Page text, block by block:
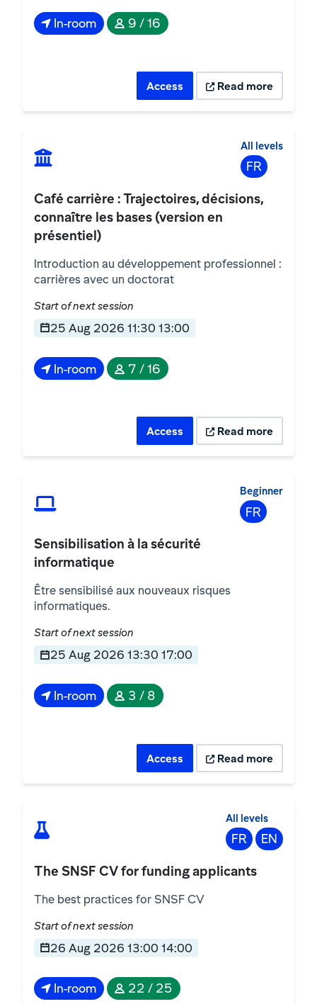
In-room 9 / 16
Access Read more
All levels
FR
Café carrière : Trajectoires, décisions,
connaître les bases (version en
présentiel)
Introduction au développement professionnel :
carrières avec un doctorat
Start of next session
25 Aug 2026 11:30 13:00
In-room 7 / 16
Access Read more
Beginner
FR
Sensibilisation à la sécurité
informatique
Être sensibilisé aux nouveaux risques
informatiques.
Start of next session
25 Aug 2026 13:30 17:00
In-room 3 / 8
Access Read more
All levels
FR EN
The SNSF CV for funding applicants
The best practices for SNSF CV
Start of next session
26 Aug 2026 13:00 14:00
In-room 22 / 25